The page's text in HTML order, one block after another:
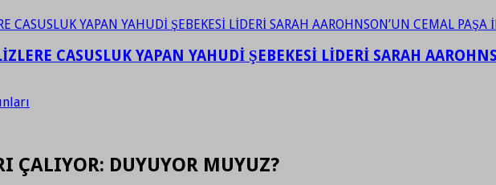
CASUSLUK YAPAN YAHUDİ ŞEBEKESİ LİDERİ SARAH
ÇALIYOR: DUYUYOR MUYUZ?